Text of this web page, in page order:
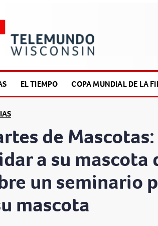
EL TIEMPO COPA MUNDIAL DE LA
de
a su
un seminario
mascota